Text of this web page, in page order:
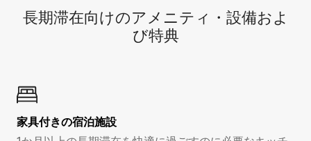
長期滞在向け⁠のア⁠メ⁠ニ⁠テ⁠ィ⁠・設⁠備⁠およ
び特⁠典
家具付き⁠の宿⁠泊⁠施⁠設